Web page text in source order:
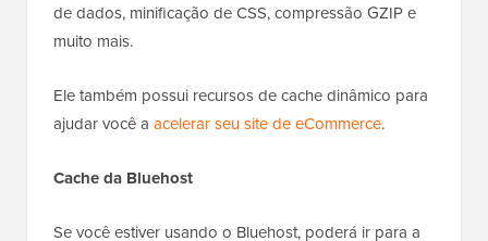
de dados, minificação de CSS, compressão GZIP e
muito mais.
Ele também possui recursos de cache dinâmico para
ajudar você a acelerar seu site de eCommerce.
Cache da Bluehost
Se você estiver usando o Bluehost, poderá ir para a